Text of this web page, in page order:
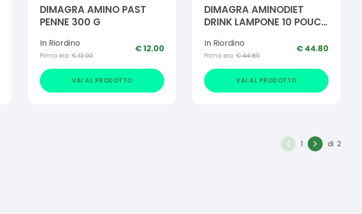
DIMAGRA AMINO PAST
PENNE 300 G
In Riordino
Prima era: €12.00
€12.00
VAI AL PRODOTTO
DIMAGRA AMINODIET
DRINK LAMPONE 10 POUCH
In Riordino
Prima era: €44.80
€ 44.80
VAI AL PRODOTTO
1 di 2